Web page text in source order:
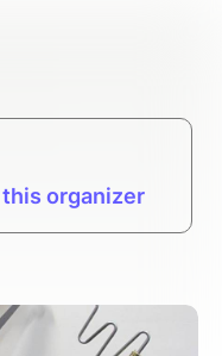
organizer